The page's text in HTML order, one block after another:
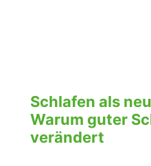
Schlafen als
Warum guter
verändert